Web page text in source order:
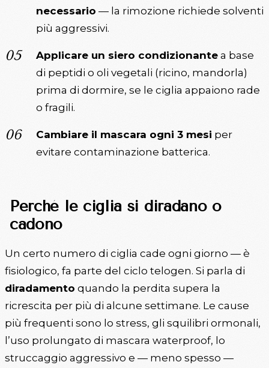
necessario — la rimozione richiede solventi
più aggressivi.
Applicare un siero condizionante a base
di peptidi o oli vegetali (ricino, mandorla)
prima di dormire, se le ciglia appaiono rade
o fragili.
Cambiare il mascara ogni 3 mesi per
evitare contaminazione batterica.
Perché le ciglia si diradano o
cadono
Un certo numero di ciglia cade ogni giorno — è
fisiologico, fa parte del ciclo telogen. Si parla di
diradamento quando la perdita supera la
ricrescita per più di alcune settimane. Le cause
più frequenti sono lo stress, gli squilibri ormonali,
l’uso prolungato di mascara waterproof, lo
struccaggio aggressivo e — meno spesso —